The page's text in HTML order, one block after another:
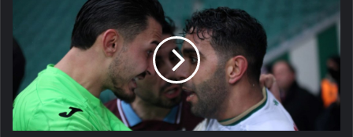
uzatma
dakikalarında
futbolcular
birbirine
girdi